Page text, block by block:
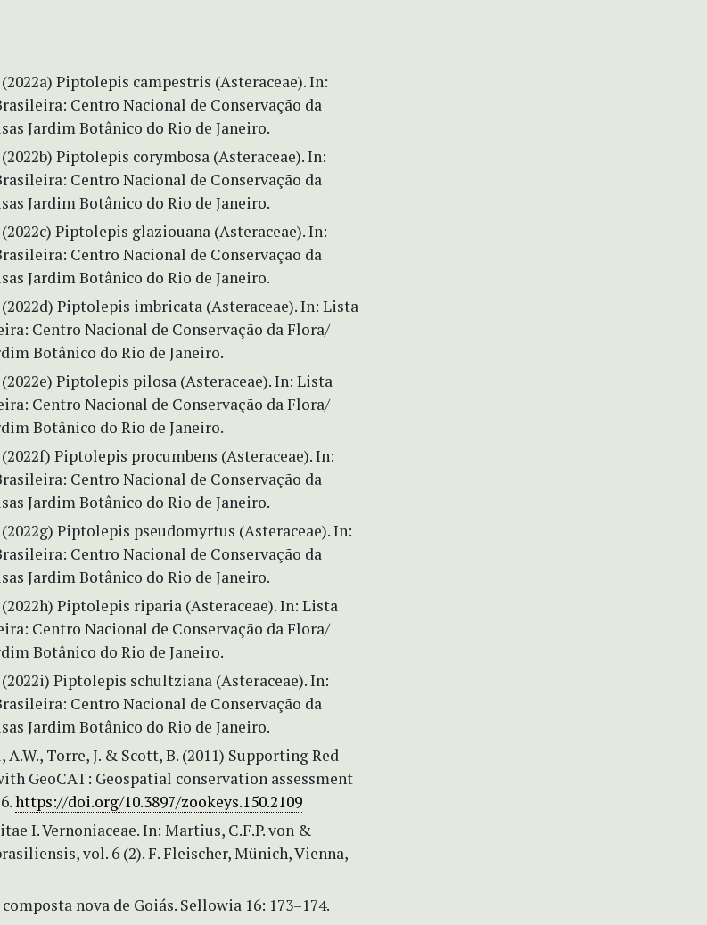
Piptolepis campestris (Asteraceae). In:
Centro Nacional de Conservação da
Jardim Botânico do Rio de Janeiro.
Piptolepis corymbosa (Asteraceae). In:
Centro Nacional de Conservação da
Jardim Botânico do Rio de Janeiro.
Piptolepis glaziouana (Asteraceae). In:
Centro Nacional de Conservação da
Jardim Botânico do Rio de Janeiro.
Piptolepis imbricata (Asteraceae). In: Lista
Centro Nacional de Conservação da Flora/
Botânico do Rio de Janeiro.
Piptolepis pilosa (Asteraceae). In: Lista
Centro Nacional de Conservação da Flora/
Botânico do Rio de Janeiro.
Piptolepis procumbens (Asteraceae). In:
Centro Nacional de Conservação da
Jardim Botânico do Rio de Janeiro.
Piptolepis pseudomyrtus (Asteraceae). In:
Centro Nacional de Conservação da
Jardim Botânico do Rio de Janeiro.
Piptolepis riparia (Asteraceae). In: Lista
Centro Nacional de Conservação da Flora/
Botânico do Rio de Janeiro.
Piptolepis schultziana (Asteraceae). In:
Centro Nacional de Conservação da
Jardim Botânico do Rio de Janeiro.
A.W., Torre, J. & Scott, B. (2011) Supporting Red
GeoCAT: Geospatial conservation assessment
https://doi.org/10.3897/zookeys.150.2109
I. Vernoniaceae. In: Martius, C.F.P. von &
vol. 6 (2). F. Fleischer, Münich, Vienna,
nova de Goiás. Sellowia 16: 173–174.